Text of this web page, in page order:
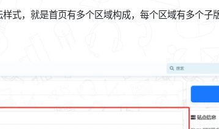
式，就是首页有多个区域构成，每个区域有多个